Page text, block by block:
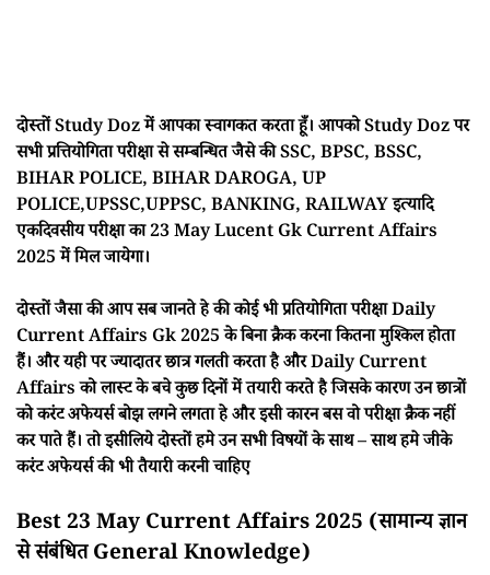
दोस्तों Study Doz में आपका स्वागकत करता हूँ। आपको Study Doz पर
सभी प्रत्तियोगिता परीक्षा से सम्बन्धित जैसे की SSC, BPSC, BSSC,
BIHAR POLICE, BIHAR DAROGA, UP
POLICE,UPSSC,UPPSC, BANKING, RAILWAY इत्यादि
एकदिवसीय परीक्षा का 23 May Lucent Gk Current Affairs
2025 में मिल जायेगा।
दोस्तों जैसा की आप सब जानते हे की कोई भी प्रतियोगिता परीक्षा Daily
Current Affairs Gk 2025 के बिना क्रैक करना कितना मुश्किल होता
हैं। और यही पर ज्यादातर छात्र गलती करता है और Daily Current
Affairs को लास्ट के बचे कुछ दिनों में तयारी करते है जिसके कारण उन छात्रों
को करंट अफेयर्स बोझ लगने लगता हे और इसी कारन बस वो परीक्षा क्रैक नहीं
कर पाते हैं। तो इसीलिये दोस्तों हमे उन सभी विषयों के साथ – साथ हमे जीके
करंट अफेयर्स की भी तैयारी करनी चाहिए
Best 23 May Current Affairs 2025 (सामान्य ज्ञान
से संबंधित General Knowledge)